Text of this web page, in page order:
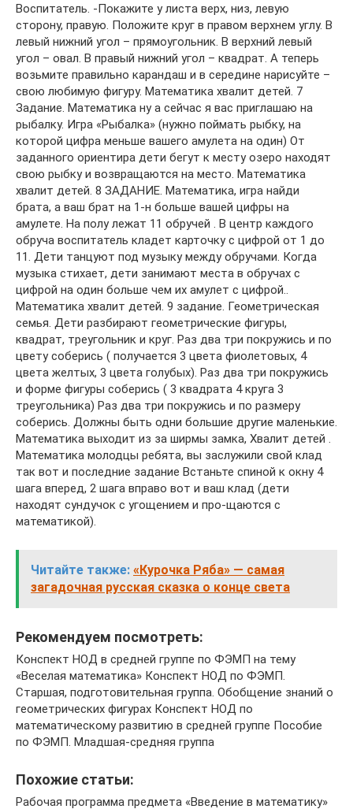
Воспитатель. -Покажите у листа верх, низ, левую
сторону, правую. Положите круг в правом верхнем углу. В
левый нижний угол – прямоугольник. В верхний левый
угол – овал. В правый нижний угол – квадрат. А теперь
возьмите правильно карандаш и в середине нарисуйте –
свою любимую фигуру. Математика хвалит детей. 7
Задание. Математика ну а сейчас я вас приглашаю на
рыбалку. Игра «Рыбалка» (нужно поймать рыбку, на
которой цифра меньше вашего амулета на один) От
заданного ориентира дети бегут к месту озеро находят
свою рыбку и возвращаются на место. Математика
хвалит детей. 8 ЗАДАНИЕ. Математика, игра найди
брата, а ваш брат на 1-н больше вашей цифры на
амулете. На полу лежат 11 обручей . В центр каждого
обруча воспитатель кладет карточку с цифрой от 1 до
11. Дети танцуют под музыку между обручами. Когда
музыка стихает, дети занимают места в обручах с
цифрой на один больше чем их амулет с цифрой..
Математика хвалит детей. 9 задание. Геометрическая
семья. Дети разбирают геометрические фигуры,
квадрат, треугольник и круг. Раз два три покружись и по
цвету соберись ( получается 3 цвета фиолетовых, 4
цвета желтых, 3 цвета голубых). Раз два три покружись
и форме фигуры соберись ( 3 квадрата 4 круга 3
треугольника) Раз два три покружись и по размеру
соберись. Должны быть одни большие другие маленькие.
Математика выходит из за ширмы замка, Хвалит детей .
Математика молодцы ребята, вы заслужили свой клад
так вот и последние задание Встаньте спиной к окну 4
шага вперед, 2 шага вправо вот и ваш клад (дети
находят сундучок с угощением и про-щаются с
математикой).
Читайте также: «Курочка Ряба» — самая
загадочная русская сказка о конце света
Рекомендуем посмотреть:
Конспект НОД в средней группе по ФЭМП на тему
«Веселая математика» Конспект НОД по ФЭМП.
Старшая, подготовительная группа. Обобщение знаний о
геометрических фигурах Конспект НОД по
математическому развитию в средней группе Пособие
по ФЭМП. Младшая-средняя группа
Похожие статьи:
Рабочая программа предмета «Введение в математику»